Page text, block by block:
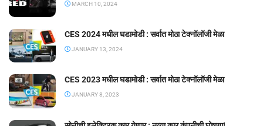
MARCH 10, 2024
CES 2024 मधील घडामोडी : सर्वात मोठा टेक्नॉलॉजी मेळा
JANUARY 13, 2024
CES 2023 मधील घडामोडी : सर्वात मोठा टेक्नॉलॉजी मेळा
JANUARY 8, 2023